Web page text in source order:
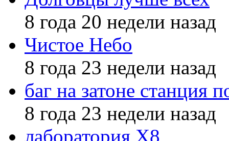
8 года 20 недели назад
Чистое Небо
8 года 23 недели назад
баг на затоне станция
8 года 23 недели назад
лаборатория X8